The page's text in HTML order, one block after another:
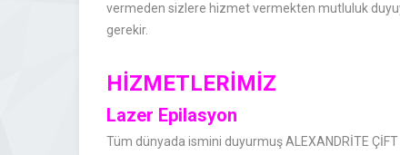
vermeden sizlere hizmet vermekten mutluluk
gerekir.
HİZMETLERİMİZ
Lazer Epilasyon
Tüm dünyada ismini duyurmuş ALEXANDRİTE